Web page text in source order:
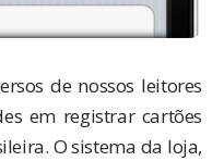
de nossos leitores
em registrar cartões
O sistema da loja,